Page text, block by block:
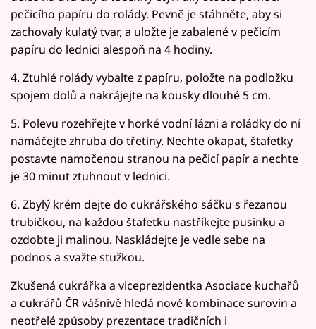
pečicího papíru do rolády. Pevně je stáhněte, aby si
zachovaly kulatý tvar, a uložte je zabalené v pečicím
papíru do lednici alespoň na 4 hodiny.
4. Ztuhlé rolády vybalte z papíru, položte na podložku
spojem dolů a nakrájejte na kousky dlouhé 5 cm.
5. Polevu rozehřejte v horké vodní lázni a roládky do ní
namáčejte zhruba do třetiny. Nechte okapat, štafetky
postavte namočenou stranou na pečicí papír a nechte
je 30 minut ztuhnout v lednici.
6. Zbylý krém dejte do cukrářského sáčku s řezanou
trubičkou, na každou štafetku nastříkejte pusinku a
ozdobte ji malinou. Naskládejte je vedle sebe na
podnos a svažte stužkou.
Zkušená cukrářka a viceprezidentka Asociace kuchařů
a cukrářů ČR vášnivě hledá nové kombinace surovin a
neotřelé způsoby prezentace tradičních i